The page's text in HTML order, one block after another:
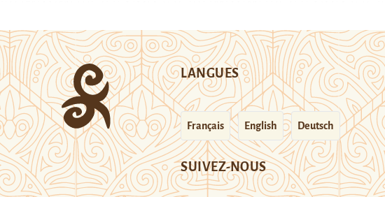
LANGUES
Français English Deutsch
SUIVEZ-NOUS